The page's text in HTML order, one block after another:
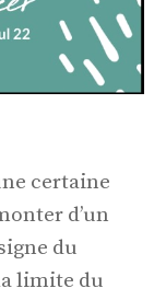
certaine
d’un
du
limite du